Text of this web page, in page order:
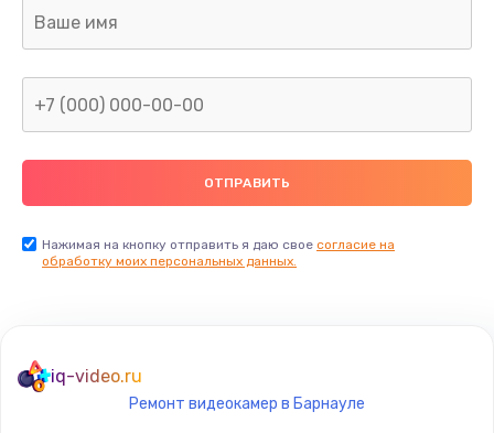
Нажимая на кнопку отправить я даю свое согласие на
обработку моих персональных данных.
iq-video.ru
Ремонт видеокамер в Барнауле